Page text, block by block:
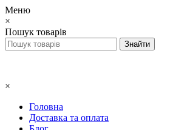
Меню
×
Пошук товарів
×
Головна
Доставка та оплата